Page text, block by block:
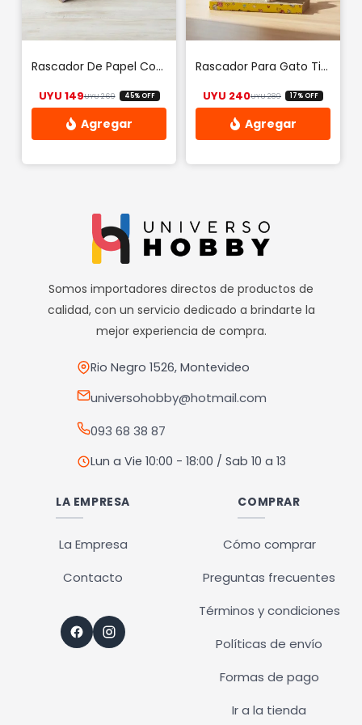
se
pueden
elegir
la
página
de
producto
Rascador De Papel Corrugado Para Gatos
UYU269El precio original era: UYU 269.
UYU 149 El precio actual es: UYU 149.
45% OFF
Rascador Para Gato Tipo Cama (68cm X 25cm)
UYU289El precio
UYU 240 El precio actual
17% OFF
Somos importadores directos de productos de
calidad, con un servicio dedicado a brindarte la
mejor experiencia de compra.
Rio Negro 1526, Montevideo
universohobby@hotmail.com
093 68 38 87
Lun a Vie 10:00 - 18:00 / Sab 10 a 13
LA EMPRESA
La Empresa
Contacto
COMPRAR
Cómo comprar
Preguntas frecuentes
Términos y condiciones
Políticas de envío
Formas de pago
Ir a la tienda